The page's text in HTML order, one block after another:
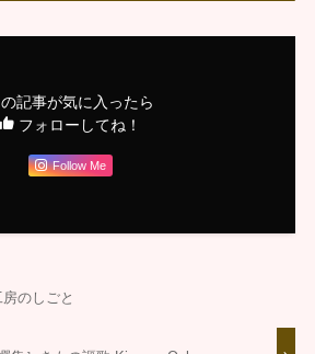
の記事が気に入ったら
フォローしてね！
Follow Me
のしごと